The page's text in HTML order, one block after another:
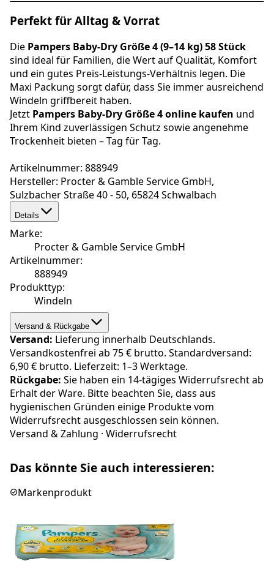
Perfekt für Alltag & Vorrat
Die Pampers Baby-Dry Größe 4 (9–14 kg) 58 Stück
sind ideal für Familien, die Wert auf Qualität, Komfort
und ein gutes Preis-Leistungs-Verhältnis legen. Die
Maxi Packung sorgt dafür, dass Sie immer ausreichend
Windeln griffbereit haben.
Jetzt Pampers Baby-Dry Größe 4 online kaufen und
Ihrem Kind zuverlässigen Schutz sowie angenehme
Trockenheit bieten – Tag für Tag.
Artikelnummer: 888949
Hersteller: Procter & Gamble Service GmbH,
Sulzbacher Straße 40 - 50, 65824 Schwalbach
Details
Marke:
Procter & Gamble Service GmbH
Artikelnummer:
888949
Produkttyp:
Windeln
Versand & Rückgabe
Versand: Lieferung innerhalb Deutschlands.
Versandkostenfrei ab 75 € brutto. Standardversand:
6,90 € brutto. Lieferzeit: 1–3 Werktage.
Rückgabe: Sie haben ein 14-tägiges Widerrufsrecht ab
Erhalt der Ware. Bitte beachten Sie, dass aus
hygienischen Gründen einige Produkte vom
Widerrufsrecht ausgeschlossen sein können.
Versand & Zahlung · Widerrufsrecht
Das könnte Sie auch interessieren:
Markenprodukt